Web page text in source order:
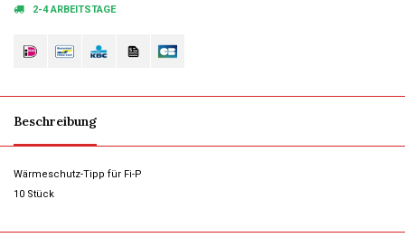
2-4 ARBEITSTAGE
Beschreibung
Wärmeschutz-Tipp für Fi-P
10 Stück